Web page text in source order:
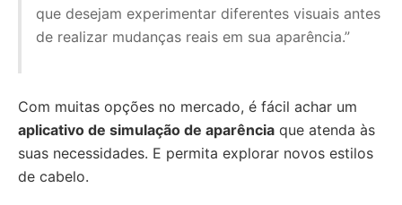
que desejam experimentar diferentes visuais antes
de realizar mudanças reais em sua aparência.”
Com muitas opções no mercado, é fácil achar um
aplicativo de simulação de aparência que atenda às
suas necessidades. E permita explorar novos estilos
de cabelo.